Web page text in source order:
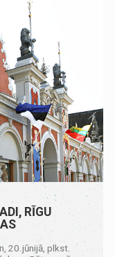
RĪGU
20.jūnijā, plkst.